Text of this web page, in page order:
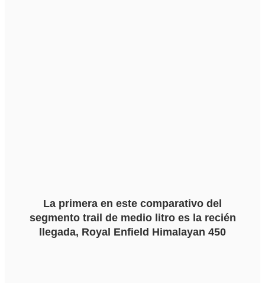
La primera en este comparativo del
segmento trail de medio litro es la recién
llegada, Royal Enfield Himalayan 450